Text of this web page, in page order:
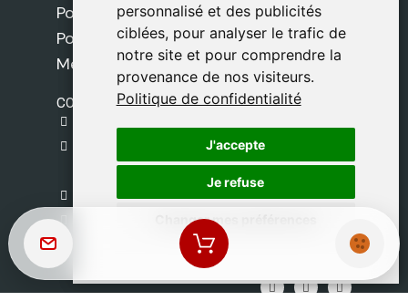
personnalisé et des publicités
ciblées, pour analyser le trafic de
notre site et pour comprendre la
provenance de nos visiteurs.
Politique de confidentialité
J'accepte
Je refuse
Changer mes préférences
personnalisé et des publicités
ciblées, pour analyser le trafic de
notre site et pour comprendre la
provenance de nos visiteurs.
Politique de confidentialité
J'accepte
Je refuse
Changer mes préférences
Politique de cookies
Politique de confidentialité
Mentions légales
CONTACT
C. del Pradillo, 6, 28770 Colmenar Viejo,
Madrid
+34 918 459 877